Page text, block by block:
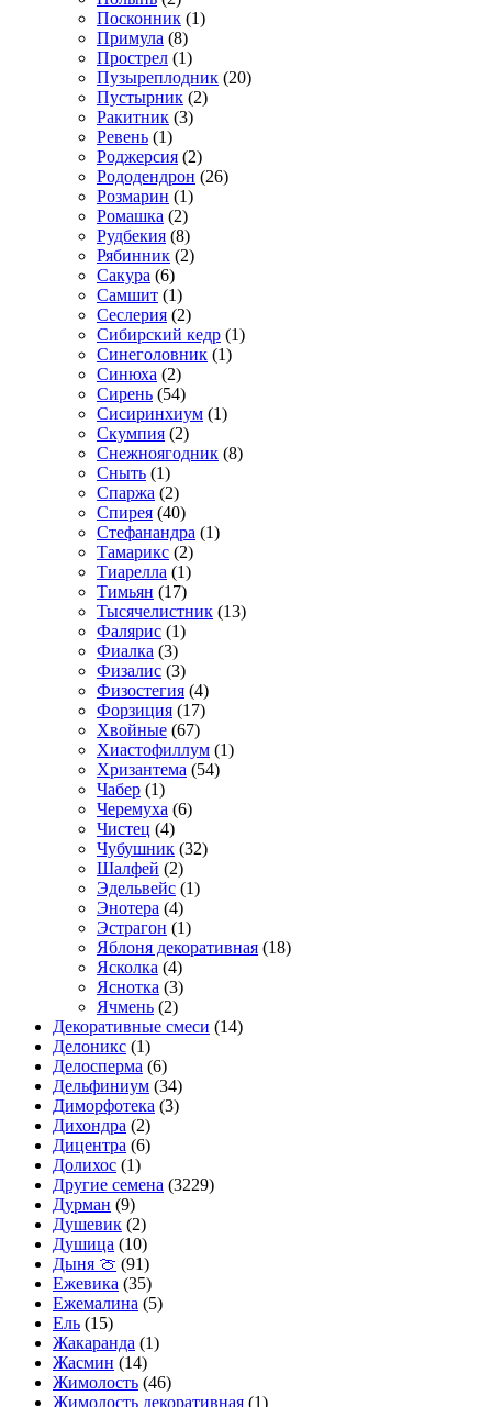
Посконник (1)
Примула (8)
Прострел (1)
Пузыреплодник (20)
Пустырник (2)
Ракитник (3)
Ревень (1)
Роджерсия (2)
Рододендрон (26)
Розмарин (1)
Ромашка (2)
Рудбекия (8)
Рябинник (2)
Сакура (6)
Самшит (1)
Сеслерия (2)
Сибирский кедр (1)
Синеголовник (1)
Синюха (2)
Сирень (54)
Сисиринхиум (1)
Скумпия (2)
Снежноягодник (8)
Сныть (1)
Спаржа (2)
Спирея (40)
Стефанандра (1)
Тамарикс (2)
Тиарелла (1)
Тимьян (17)
Тысячелистник (13)
Фалярис (1)
Фиалка (3)
Физалис (3)
Физостегия (4)
Форзиция (17)
Хвойные (67)
Хиастофиллум (1)
Хризантема (54)
Чабер (1)
Черемуха (6)
Чистец (4)
Чубушник (32)
Шалфей (2)
Эдельвейс (1)
Энотера (4)
Эстрагон (1)
Яблоня декоративная (18)
Ясколка (4)
Яснотка (3)
Ячмень (2)
Декоративные смеси (14)
Делоникс (1)
Делосперма (6)
Дельфиниум (34)
Диморфотека (3)
Дихондра (2)
Дицентра (6)
Долихос (1)
Другие семена (3229)
Дурман (9)
Душевик (2)
Душица (10)
Дыня 🍈 (91)
Ежевика (35)
Ежемалина (5)
Ель (15)
Жакаранда (1)
Жасмин (14)
Жимолость (46)
Жимолость декоративная (1)